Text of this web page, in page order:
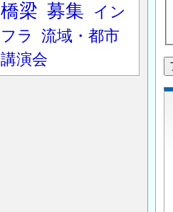
橋梁 募集
イン
フラ
流域・都市
講演会